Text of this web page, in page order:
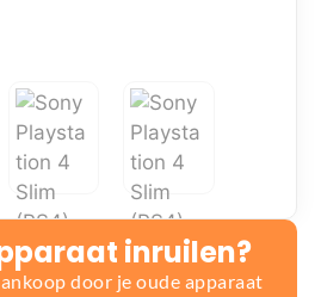
inruilen?
door je oude apparaat